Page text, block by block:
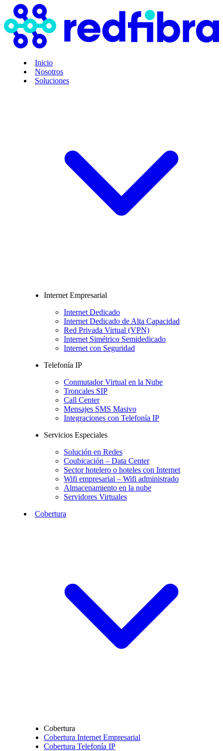
Inicio
Nosotros
Soluciones
Internet Empresarial
Internet Dedicado
Internet Dedicado de Alta Capacidad
Red Privada Virtual (VPN)
Internet Simétrico Semidedicado
Internet con Seguridad
Telefonía IP
Conmutador Virtual en la Nube
Troncales SIP
Call Center
Mensajes SMS Masivo
Integraciones con Telefonía IP
Servicios Especiales
Solución en Redes
Coubicación – Data Center
Sector hotelero o hoteles con Internet
Wifi empresarial – Wifi administrado
Almacenamiento en la nube
Servidores Virtuales
Cobertura
Cobertura
Cobertura Internet Empresarial
Cobertura Telefonía IP